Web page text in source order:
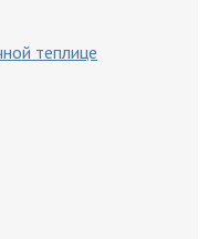
теплице